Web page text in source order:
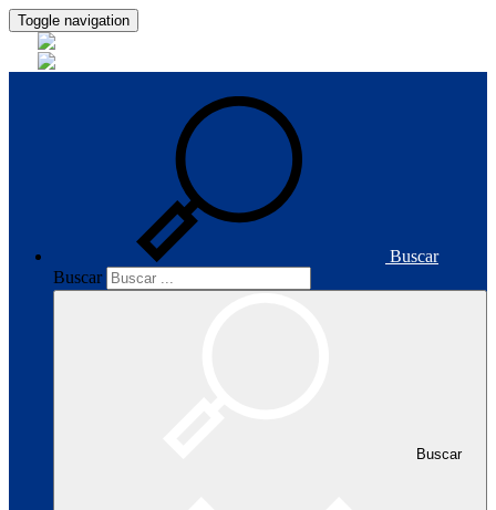
Toggle navigation
Buscar
Buscar
Buscar